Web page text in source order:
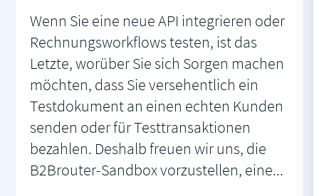
Wenn Sie eine neue API integrieren oder
Rechnungsworkflows testen, ist das
Letzte, worüber Sie sich Sorgen machen
möchten, dass Sie versehentlich ein
Testdokument an einen echten Kunden
senden oder für Testtransaktionen
bezahlen. Deshalb freuen wir uns, die
B2Brouter-Sandbox vorzustellen, eine...